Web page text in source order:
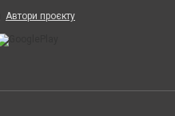
Автори проєкту